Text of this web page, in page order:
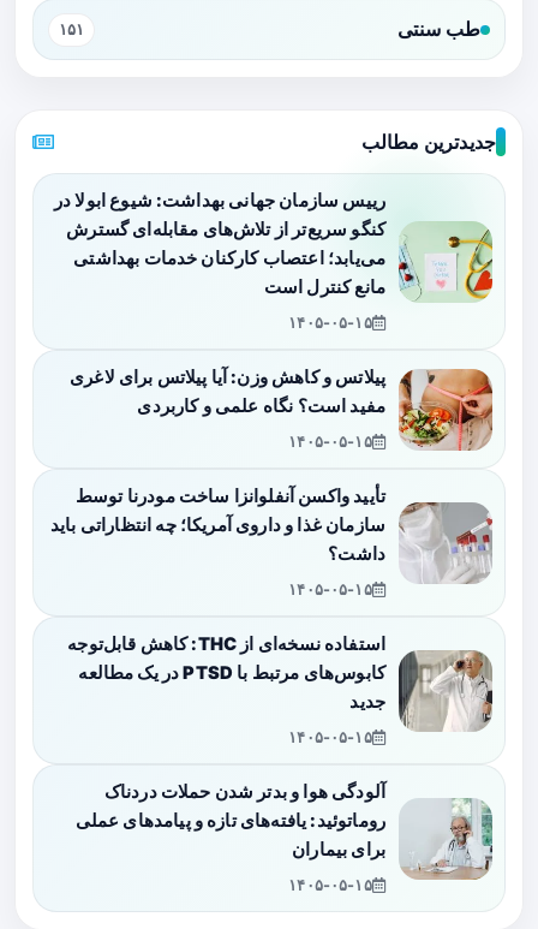
طب سنتی ۱۵۱
جدیدترین مطالب
رییس سازمان جهانی بهداشت: شیوع ابولا در
کنگو سریع‌تر از تلاش‌های مقابله‌ای گسترش
می‌یابد؛ اعتصاب کارکنان خدمات بهداشتی
مانع کنترل است
۱۴۰۵-۰۵-۱۵
پیلاتس و کاهش وزن: آیا پیلاتس برای لاغری
مفید است؟ نگاه علمی و کاربردی
۱۴۰۵-۰۵-۱۵
تأیید واکسن آنفلوانزا ساخت مودرنا توسط
سازمان غذا و داروی آمریکا؛ چه انتظاراتی باید
داشت؟
۱۴۰۵-۰۵-۱۵
استفاده نسخه‌ای از THC: کاهش قابل‌توجه
کابوس‌های مرتبط با PTSD در یک مطالعه
جدید
۱۴۰۵-۰۵-۱۵
آلودگی هوا و بدتر شدن حملات دردناک
روماتوئید: یافته‌های تازه و پیامدهای عملی
برای بیماران
۱۴۰۵-۰۵-۱۵